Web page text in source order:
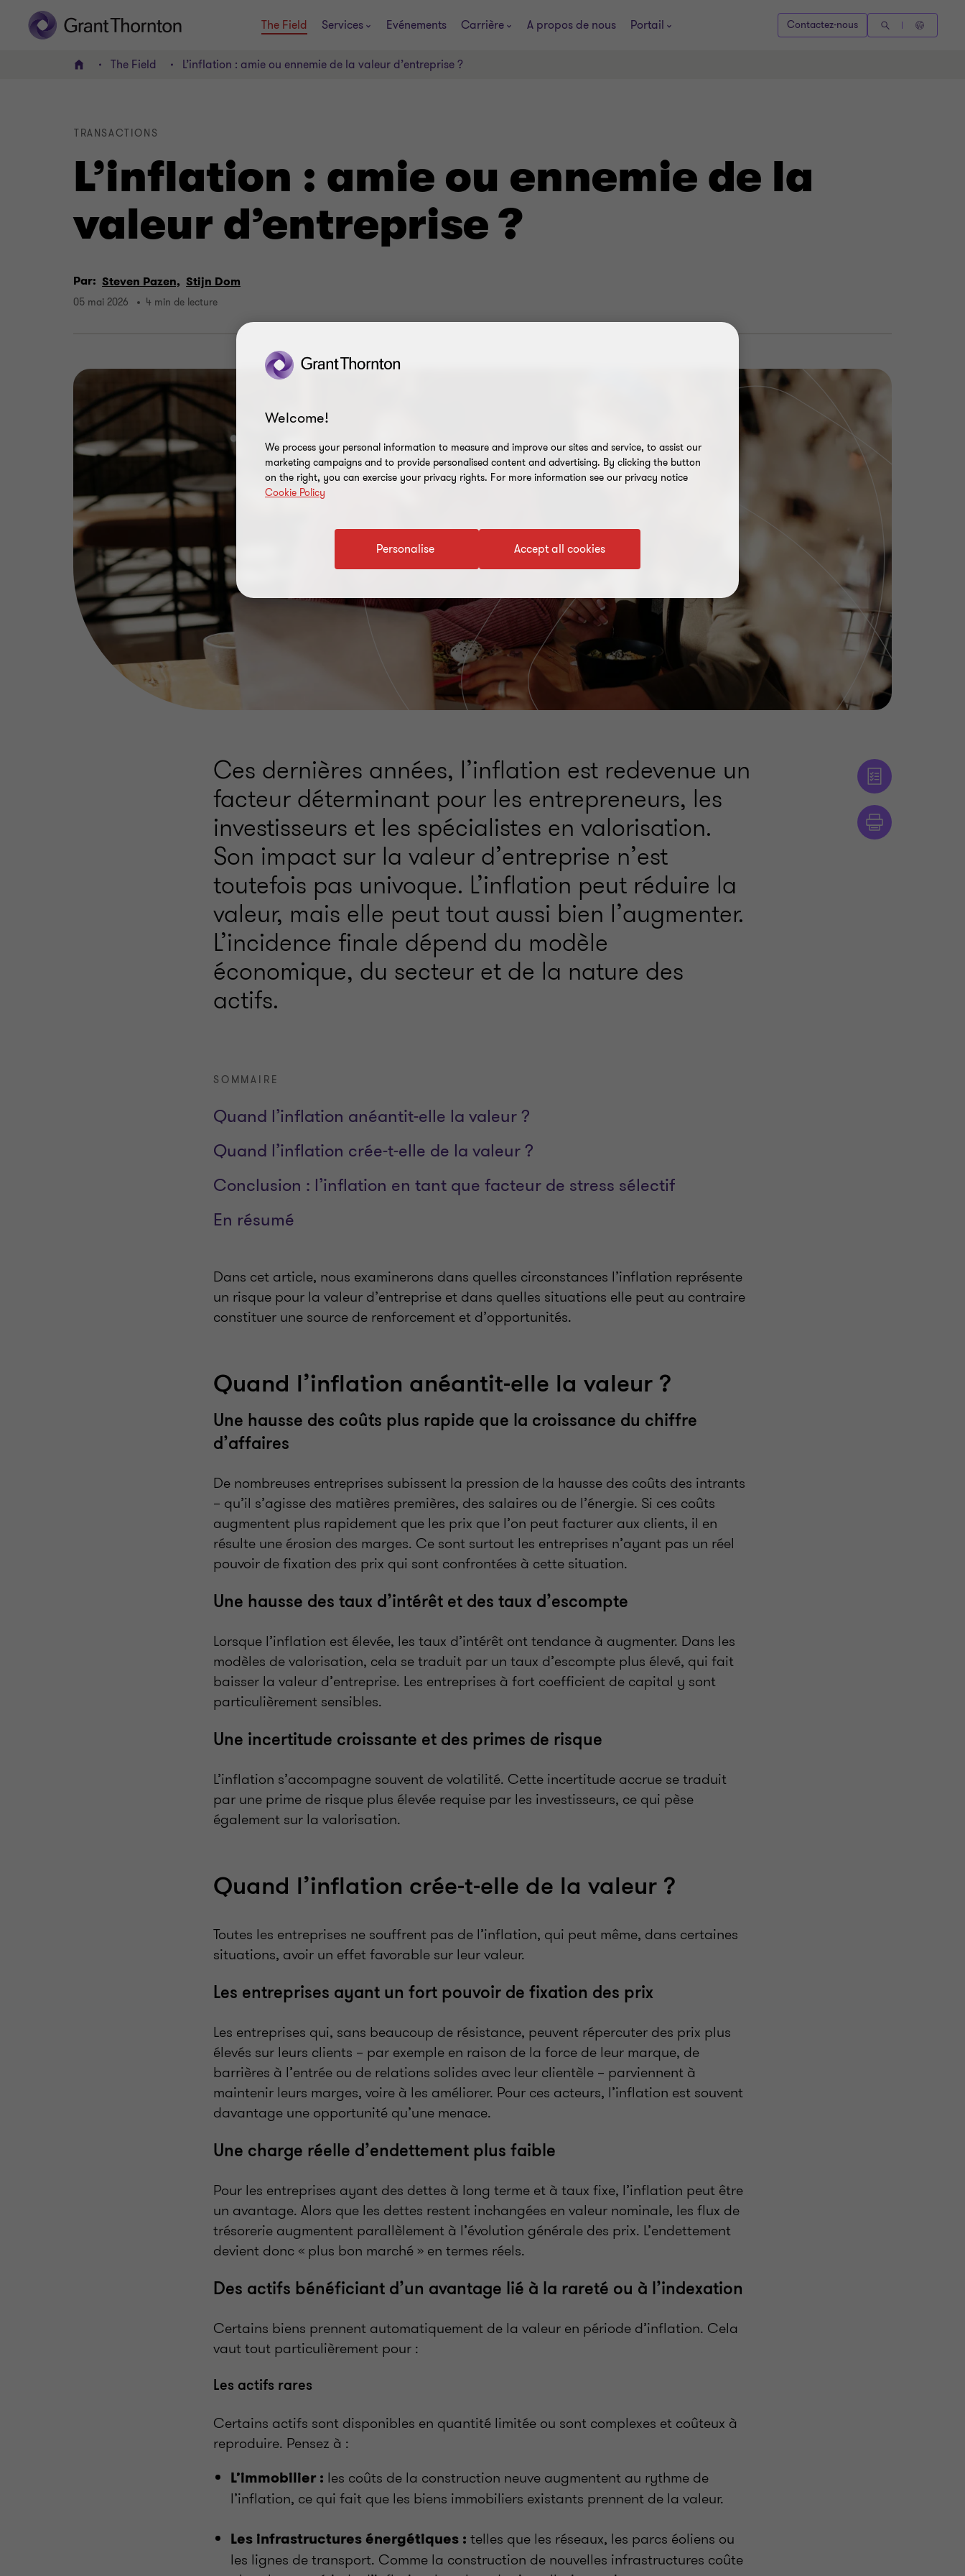
The Field Services Evénements Carrière A propos de nous Portail Contactez-nous
ACCUEILThe Field L’inflation : amie ou ennemie de la valeur d’entreprise ?
L’inflation : amie ou ennemie de la
valeur d’entreprise ?
TRANSACTIONS
Par: Steven Pazen, Stijn Dom
05 mai 2026 4 min de lecture
Ces dernières années, l’inflation est redevenue un
facteur déterminant pour les entrepreneurs, les
investisseurs et les spécialistes en valorisation.
Son impact sur la valeur d’entreprise n’est
toutefois pas univoque. L’inflation peut réduire la
valeur, mais elle peut tout aussi bien l’augmenter.
L’incidence finale dépend du modèle
économique, du secteur et de la nature des
actifs.
SOMMAIRE
Quand l’inflation anéantit-elle la valeur ?
Quand l’inflation crée-t-elle de la valeur ?
Conclusion : l’inflation en tant que facteur de stress sélectif
En résumé
Dans cet article, nous examinerons dans quelles circonstances l’inflation représente
un risque pour la valeur d’entreprise et dans quelles situations elle peut au contraire
constituer une source de renforcement et d’opportunités.
Quand l’inflation anéantit-elle la valeur ?
Une hausse des coûts plus rapide que la croissance du chiffre
d’affaires
De nombreuses entreprises subissent la pression de la hausse des coûts des intrants
– qu’il s’agisse des matières premières, des salaires ou de l’énergie. Si ces coûts
augmentent plus rapidement que les prix que l’on peut facturer aux clients, il en
résulte une érosion des marges. Ce sont surtout les entreprises n’ayant pas un réel
pouvoir de fixation des prix qui sont confrontées à cette situation.
Une hausse des taux d’intérêt et des taux d’escompte
Lorsque l’inflation est élevée, les taux d’intérêt ont tendance à augmenter. Dans les
modèles de valorisation, cela se traduit par un taux d’escompte plus élevé, qui fait
baisser la valeur d’entreprise. Les entreprises à fort coefficient de capital y sont
particulièrement sensibles.
Une incertitude croissante et des primes de risque
L’inflation s’accompagne souvent de volatilité. Cette incertitude accrue se traduit
par une prime de risque plus élevée requise par les investisseurs, ce qui pèse
également sur la valorisation.
Quand l’inflation crée-t-elle de la valeur ?
Toutes les entreprises ne souffrent pas de l’inflation, qui peut même, dans certaines
situations, avoir un effet favorable sur leur valeur.
Les entreprises ayant un fort pouvoir de fixation des prix
Les entreprises qui, sans beaucoup de résistance, peuvent répercuter des prix plus
élevés sur leurs clients – par exemple en raison de la force de leur marque, de
barrières à l’entrée ou de relations solides avec leur clientèle – parviennent à
maintenir leurs marges, voire à les améliorer. Pour ces acteurs, l’inflation est souvent
davantage une opportunité qu’une menace.
Une charge réelle d’endettement plus faible
Pour les entreprises ayant des dettes à long terme et à taux fixe, l’inflation peut être
un avantage. Alors que les dettes restent inchangées en valeur nominale, les flux de
trésorerie augmentent parallèlement à l’évolution générale des prix. L’endettement
devient donc « plus bon marché » en termes réels.
Des actifs bénéficiant d’un avantage lié à la rareté ou à l’indexation
Certains biens prennent automatiquement de la valeur en période d’inflation. Cela
vaut tout particulièrement pour :
Les actifs rares
Certains actifs sont disponibles en quantité limitée ou sont complexes et coûteux à
reproduire. Pensez à :
L’immobilier : les coûts de la construction neuve augmentent au rythme de
l’inflation, ce qui fait que les biens immobiliers existants prennent de la valeur.
Les infrastructures énergétiques : telles que les réseaux, les parcs éoliens ou
les lignes de transport. Comme la construction de nouvelles infrastructures coûte
Welcome!
We process your personal information to measure and improve our sites and service, to assist our
marketing campaigns and to provide personalised content and advertising. By clicking the button
on the right, you can exercise your privacy rights. For more information see our privacy notice
Cookie Policy
Accept all cookies
Personalise